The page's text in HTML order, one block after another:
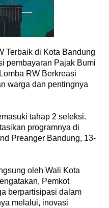
Terbaik di Kota Bandung
pembayaran Pajak Bumi
RW Berkreasi
warga dan pentingnya
tahap 2 seleksi.
programnya di
Preanger Bandung, 13-
oleh Wali Kota
Pemkot
berpartisipasi dalam
melalui, inovasi